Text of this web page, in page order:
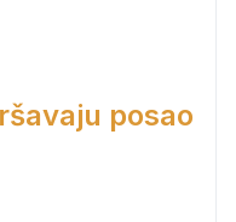
posao